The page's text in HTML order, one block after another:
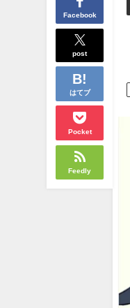
Facebook
post
はてブ
Pocket
Feedly